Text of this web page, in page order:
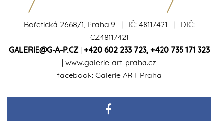
Bořetická 2668/1, Praha 9 | IČ: 48117421 | DIČ:
CZ48117421
GALERIE@G-A-P.CZ| +420 602 233 723, +420 735 171 323
| www.galerie-art-praha.cz
facebook: Galerie ART Praha